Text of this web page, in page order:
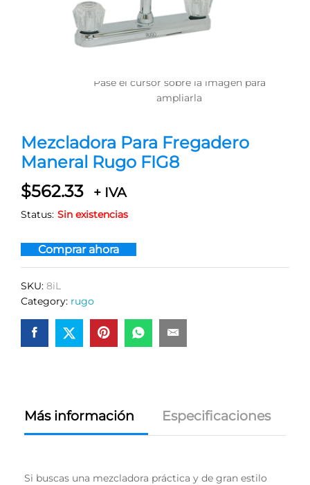
Pase el cursor sobre la imagen para
ampliarla
Mezcladora Para Fregadero
Maneral Rugo FIG8
$562.33 + IVA
Status: Sin existencias
Comprar ahora
SKU: 8iL
Category: rugo
Más información Especificaciones
Si buscas una mezcladora práctica y de gran estilo